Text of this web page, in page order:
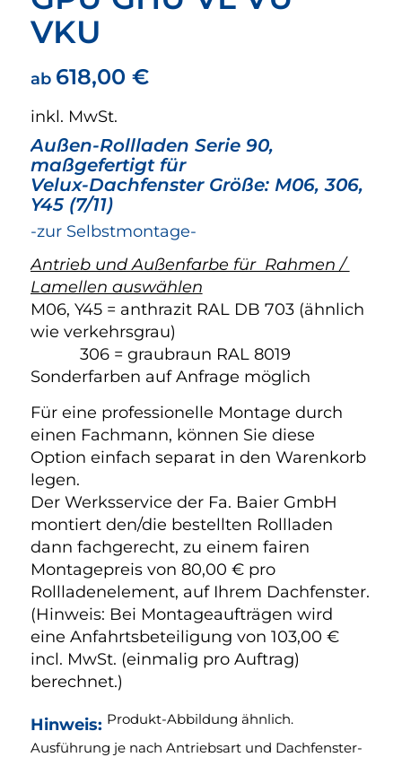
VKU
ab 618,00 €
inkl. MwSt.
Außen-Rollladen Serie 90,
maßgefertigt für
Velux-Dachfenster Größe: M06, 306,
Y45 (7/11)
-zur Selbstmontage-
Antrieb und Außenfarbe für Rahmen /
Lamellen auswählen
M06, Y45 = anthrazit RAL DB 703 (ähnlich
wie verkehrsgrau)
306 = graubraun RAL 8019
Sonderfarben auf Anfrage möglich
Für eine professionelle Montage durch
einen Fachmann, können Sie diese
Option einfach separat in den Warenkorb
legen.
Der Werksservice der Fa. Baier GmbH
montiert den/die bestellten Rollladen
dann fachgerecht, zu einem fairen
Montagepreis von 80,00 € pro
Rollladenelement, auf Ihrem Dachfenster.
(Hinweis: Bei Montageaufträgen wird
eine Anfahrtsbeteiligung von 103,00 €
incl. MwSt. (einmalig pro Auftrag)
berechnet.)
Hinweis: Produkt-Abbildung ähnlich.
Ausführung je nach Antriebsart und Dachfenster-